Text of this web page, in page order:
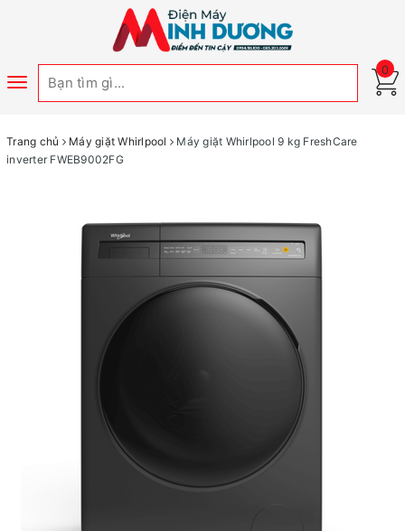
Toggle
0
Trang chủ Máy giặt Whirlpool
Máy giặt Whirlpool 9 kg FreshCare
inverter FWEB9002FG